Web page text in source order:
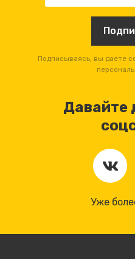
Давайте
Уже
Подписываясь, вы даете